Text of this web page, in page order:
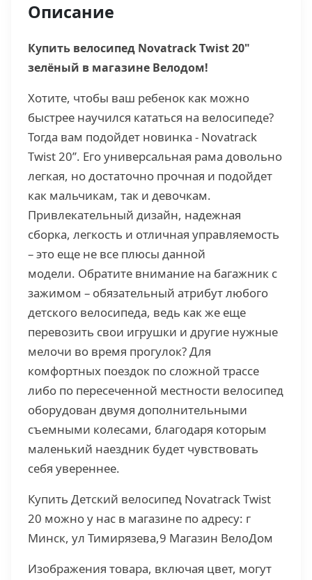
Описание
Купить велосипед Novatrack Twist 20"
зелёный в магазине Велодом!
Хотите, чтобы ваш ребенок как можно
быстрее научился кататься на велосипеде?
Тогда вам подойдет новинка - Novatrack
Twist 20’’. Его универсальная рама довольно
легкая, но достаточно прочная и подойдет
как мальчикам, так и девочкам.
Привлекательный дизайн, надежная
сборка, легкость и отличная управляемость
– это еще не все плюсы данной
модели. Обратите внимание на багажник с
зажимом – обязательный атрибут любого
детского велосипеда, ведь как же еще
перевозить свои игрушки и другие нужные
мелочи во время прогулок? Для
комфортных поездок по сложной трассе
либо по пересеченной местности велосипед
оборудован двумя дополнительными
съемными колесами, благодаря которым
маленький наездник будет чувствовать
себя увереннее.
Купить Детский велосипед Novatrack Twist
20 можно у нас в магазине по адресу: г
Минск, ул Тимирязева,9 Магазин ВелоДом
Изображения товара, включая цвет, могут